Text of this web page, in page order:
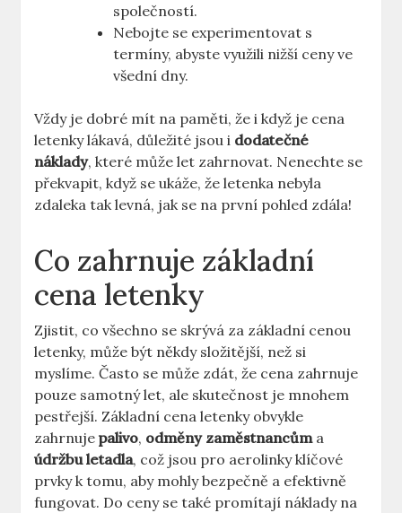
společností.
Nebojte se experimentovat s
termíny, abyste využili nižší ceny ve
všední dny.
Vždy je dobré mít na paměti, že i když je cena
letenky lákavá, důležité jsou i dodatečné
náklady, které může let zahrnovat. Nenechte se
překvapit, když se ukáže, že letenka nebyla
zdaleka tak levná, jak se na první pohled zdála!
Co zahrnuje základní
cena letenky
Zjistit, co všechno se skrývá za základní cenou
letenky, může být někdy složitější, než si
myslíme. Často se může zdát, že cena zahrnuje
pouze samotný let, ale skutečnost je mnohem
pestřejší. Základní cena letenky obvykle
zahrnujepalivo, odměny zaměstnancůma
údržbu letadla, což jsou pro aerolinky klíčové
prvky k tomu, aby mohly bezpečně a efektivně
fungovat. Do ceny se také promítají náklady na